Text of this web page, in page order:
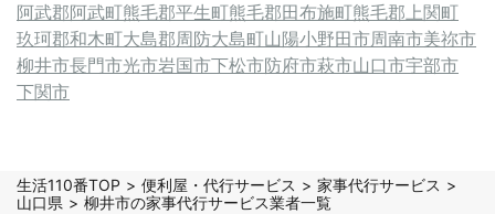
阿武郡阿武町熊毛郡平生町熊毛郡田布施町熊毛郡上関町
玖珂郡和木町大島郡周防大島町山陽小野田市周南市美祢市
柳井市長門市光市岩国市下松市防府市萩市山口市宇部市
下関市
生活110番TOP 便利屋・代行サービス
家事代行サービス
山口県
柳井市の家事代行サービス業者一覧